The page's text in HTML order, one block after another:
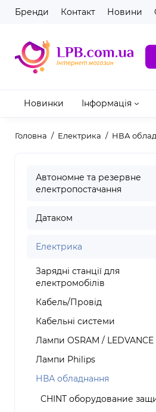
Бренди Контакт Новини
Новинки Інформація
Головна Електрика НВА
Автономне та резервне
електропостачання
Датаком
Електрика
Зарядні станції для
електромобілів
Кабель/Провід
Кабельні системи
Лампи OSRAM / LEDVANCE
Лампи Philips
НВА обладнання
CHINT оборудование